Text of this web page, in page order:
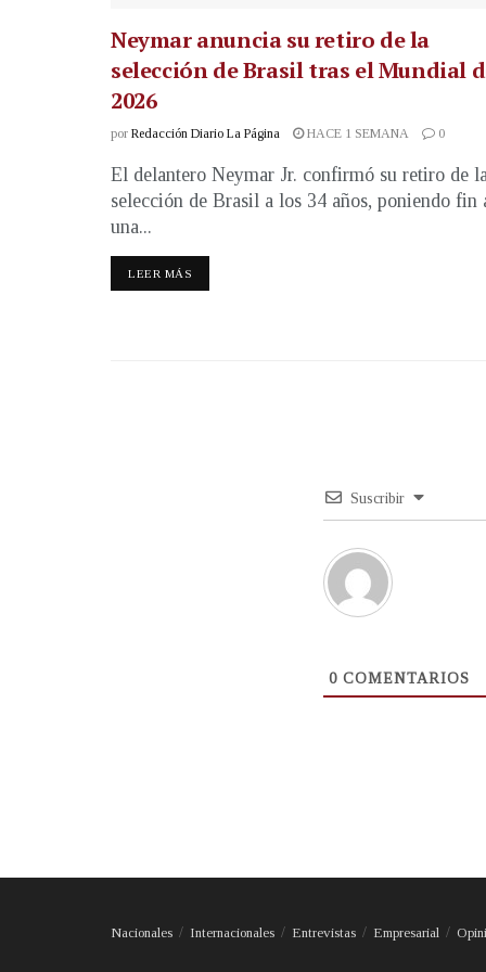
Neymar anuncia su retiro de la
selección de Brasil tras el Mundial
2026
por Redacción Diario La Página HACE 1 SEMANA 0
El delantero Neymar Jr. confirmó su retiro de la
selección de Brasil a los 34 años, poniendo fin
una...
LEER MÁS
Suscribir
0 COMENTARIOS
Nacionales Internacionales Entrevistas Empresarial